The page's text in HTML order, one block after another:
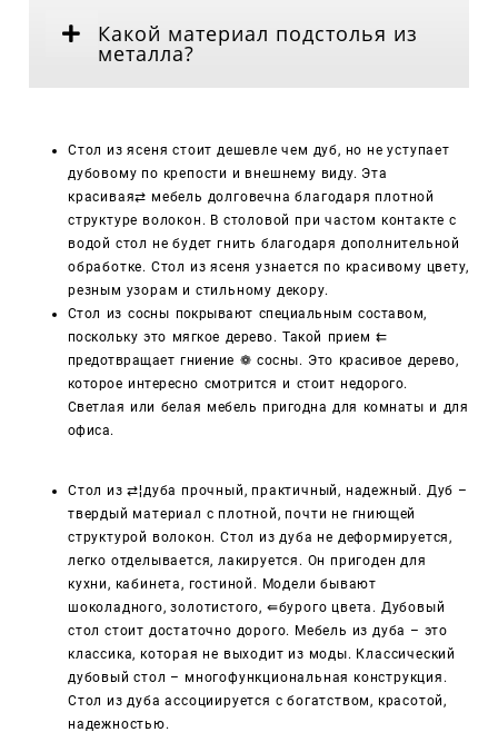
Какой материал подстолья из
металла?
Стол из ясеня стоит дешевле чем дуб, но не уступает
дубовому по крепости и внешнему виду. Эта
красивая⇄ мебель долговечна благодаря плотной
структуре волокон. В столовой при частом контакте с
водой стол не будет гнить благодаря дополнительной
обработке. Стол из ясеня узнается по красивому цвету,
резным узорам и стильному декору.
Стол из сосны покрывают специальным составом,
поскольку это мягкое дерево. Такой прием ⇇
предотвращает гниение ❁ сосны. Это красивое дерево,
которое интересно смотрится и стоит недорого.
Светлая или белая мебель пригодна для комнаты и для
офиса.
Стол из ⇄¦дуба прочный, практичный, надежный. Дуб –
твердый материал с плотной, почти не гниющей
структурой волокон. Стол из дуба не деформируется,
легко отделывается, лакируется. Он пригоден для
кухни, кабинета, гостиной. Модели бывают
шоколадного, золотистого, ⇚бурого цвета. Дубовый
стол стоит достаточно дорого. Мебель из дуба – это
классика, которая не выходит из моды. Классический
дубовый стол – многофункциональная конструкция.
Стол из дуба ассоциируется с богатством, красотой,
надежностью.